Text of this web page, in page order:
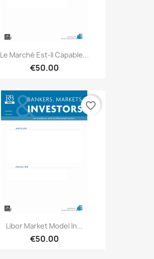
Le Marché Est-Il Capable...
€50.00
Libor Market Model In...
€50.00
favorite_border